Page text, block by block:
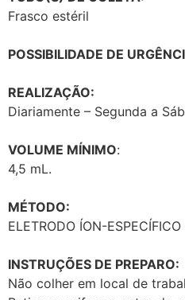
Frasco estéril
POSSIBILIDADE DE
REALIZAÇÃO:
Diariamente – Segunda a
VOLUME MÍNIMO:
4,5 mL.
MÉTODO:
ELETRODO ÍON-
INSTRUÇÕES DE PREPARO:
Não colher em local de